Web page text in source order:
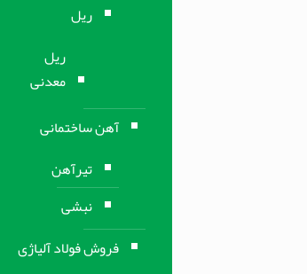
ریل
ریل
معدنی
آهن ساختمانی
تیرآهن
نبشی
فروش فولاد آلیاژی